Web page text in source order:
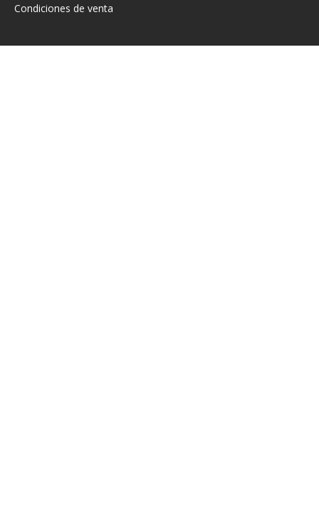
Condiciones de venta